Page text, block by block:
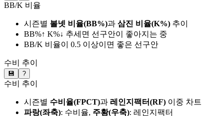
BB/K 비율
시즌별 볼넷 비율(BB%)과 삼진 비율(K%) 추이
BB%↑ K%↓ 추세면 선구안이 좋아지는 중
BB/K 비율이 0.5 이상이면 좋은 선구안
수비 추이
💾 ?
수비 추이
시즌별 수비율(FPCT)과 레인지팩터(RF) 이중 차트
파랑(좌축): 수비율, 주황(우축): 레인지팩터